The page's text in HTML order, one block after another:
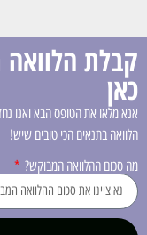
קבלת
כאן
אנא מלאו את הטופס הבא ואנו
הלוואה בתנאים הכי טובים שיש!
מה סכום ההלוואה המבוקש?